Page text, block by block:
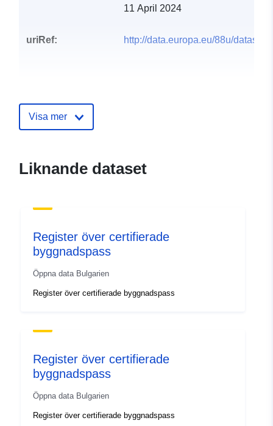
11 April 2024
uriRef: http://data.europa.eu/88u/dataset/
Visa mer
Liknande dataset
Register över certifierade
byggnadspass
Öppna data Bulgarien
Register över certifierade byggnadspass
Register över certifierade
byggnadspass
Öppna data Bulgarien
Register över certifierade byggnadspass